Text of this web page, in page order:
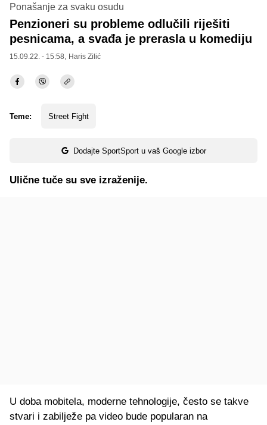
Ponašanje za svaku osudu
Penzioneri su probleme odlučili riješiti
pesnicama, a svađa je prerasla u komediju
15.09.22. - 15:58, Haris Zilić
Teme: Street Fight
Dodajte SportSport u vaš Google izbor
Ulične tuče su sve izraženije.
U doba mobitela, moderne tehnologije, često se takve
stvari i zabilježe pa video bude popularan na